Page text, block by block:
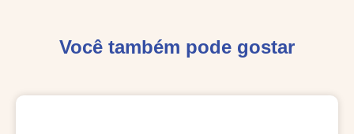
Você também pode gostar